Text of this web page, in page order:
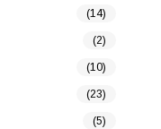
(14)
(2)
(10)
(23)
(5)